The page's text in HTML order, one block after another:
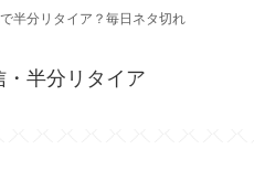
半分リタイア？毎日ネタ切れ
・半分リタイア